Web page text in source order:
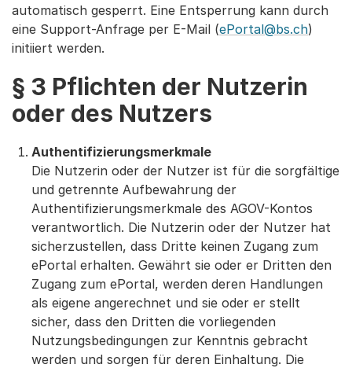
automatisch gesperrt. Eine Entsperrung kann durch
eine Support-Anfrage per E-Mail (ePortal@bs.ch)
initiiert werden.
§ 3 Pflichten der Nutzerin
oder des Nutzers
Authentifizierungsmerkmale
Die Nutzerin oder der Nutzer ist für die sorgfältige
und getrennte Aufbewahrung der
Authentifizierungsmerkmale des AGOV-Kontos
verantwortlich. Die Nutzerin oder der Nutzer hat
sicherzustellen, dass Dritte keinen Zugang zum
ePortal erhalten. Gewährt sie oder er Dritten den
Zugang zum ePortal, werden deren Handlungen
als eigene angerechnet und sie oder er stellt
sicher, dass den Dritten die vorliegenden
Nutzungsbedingungen zur Kenntnis gebracht
werden und sorgen für deren Einhaltung. Die